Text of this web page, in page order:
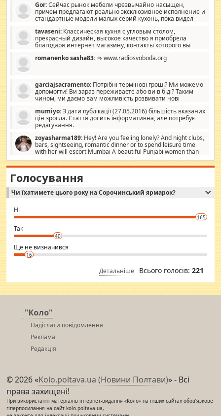
Gor:Сейчас рынок мебели чрезвычайно насыщен,
причем предлагают реально эксклюзивное исполнение и
стандартные модели малых серий кухонь, пока видел
стандартные формы, в MebelOk, креативненько и что главное -
со вкусом все в порядке, без ненужных наворотов удорожающих
мебель, а это не последний фактор.
tavaseni: Классическая кухня с угловым столом,
прекрасный дизайн, высокое качество я приобрела
благодаря интернет магазину, контакты которого вы
romanenko sasha83: ⇒ www.radiosvoboda.org
garciajsacramento: Потрібні термінові гроші? Ми можемо
допомогти! Ви зараз переживаєте або ви в біді? Таким
чином, ми даємо вам можливість розвивати нові
допомагати людям, які намагаються дати їм шанс. Кожен
заслуговує на другий шанс, і, оскільки влада не зможе, вони
повинні приймати від інших. Для нас нема багато суми, і зрілість
витрат, а тільки узгоджених сум і нічого іншого. Не чекайте і не
коментуйте цей пост. Введіть суму, яку ви хочете подати, і ми
зв'яжемося з вами з усіма варіантами. зв'яжіться з нами
сьогодні на garciajsacramento@gmail.com Вам потрібні термінові
гроші? Ми можемо допомогти!
mumiyo:З дати публікації (27.05.2016) більшість вказаних
цін зросла. Стаття досить інформативна, але потребує
редагування.
zoyasharma189: Hey! Are you feeling lonely? And night clubs,
bars, sightseeing, romantic dinner or to spend leisure time
with her will escort Mumbai A beautiful Punjabi women than
sexy escort companion in arms that you guys feel like 5 star luxury
hotel had to spend the night in their search for loved solitaire free
woman "Love Solitaire" beautiful figure and shapely body shapes.
Independent escort in Mumbai, truthful, friendly and cheerful girl.
WhatsApp via an easily can see the latest pictures of her body and the
want to meet new people. Sakshi Mirchandani health and figure
conscious in order to keep yourself fit and regularly go to the health
club.
⇒ sakshimirchandani.com
Голосування
Чи їхатимете цього року на Сорочинський ярмарок?
Ні
165
Так
40
Ще не визначився
16
Детальніше Всього голосів: 221
"Коло"
Надіслати повідомлення
Реклама
Редакція
© 2026 «Kolo.poltava.ua (Новини Полтави)» - Всі
права захищені!
При використанні матеріалів інтернет-видання «Коло» на інших сайтах обов’язкове
гіперпосилання на сайт kolo.poltava.ua,